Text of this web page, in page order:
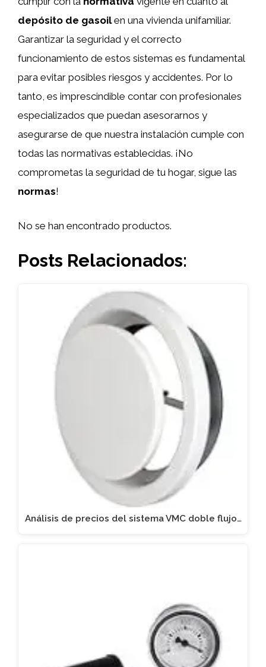
depósito de gasoilen una vivienda unifamiliar.
Garantizar la seguridad y el correcto
funcionamiento de estos sistemas es fundamental
para evitar posibles riesgos y accidentes. Por lo
tanto, es imprescindible contar con profesionales
especializados que puedan asesorarnos y
asegurarse de que nuestra instalación cumple con
todas las normativas establecidas. ¡No
comprometas la seguridad de tu hogar, sigue las
normas!
No se han encontrado productos.
Posts Relacionados:
Análisis de precios del sistema VMC doble flujo…